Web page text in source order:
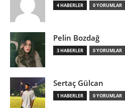
4 HABERLER 0 YORUMLAR
Pelin Bozdağ
3 HABERLER 0 YORUMLAR
Sertaç Gülcan
1 HABERLER 0 YORUMLAR